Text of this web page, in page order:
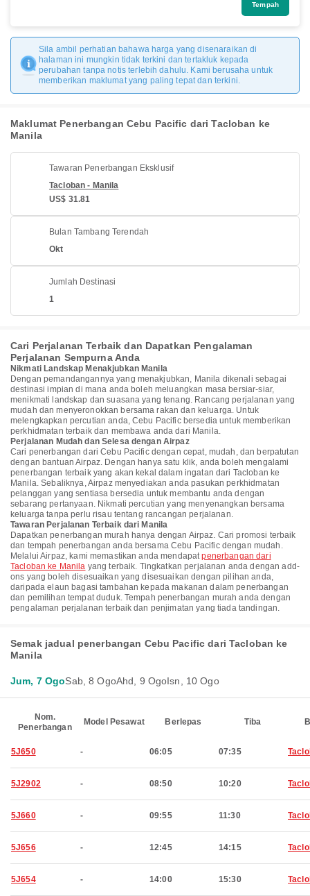
Tempah
Sila ambil perhatian bahawa harga yang disenaraikan di
halaman ini mungkin tidak terkini dan tertakluk kepada
perubahan tanpa notis terlebih dahulu. Kami berusaha untuk
memberikan maklumat yang paling tepat dan terkini.
Maklumat Penerbangan Cebu Pacific dari Tacloban ke
Manila
Tawaran Penerbangan Eksklusif
Tacloban - Manila
US$ 31.81
Bulan Tambang Terendah
Okt
Jumlah Destinasi
1
Cari Perjalanan Terbaik dan Dapatkan Pengalaman
Perjalanan Sempurna Anda
Nikmati Landskap Menakjubkan Manila
Dengan pemandangannya yang menakjubkan, Manila dikenali sebagai
destinasi impian di mana anda boleh meluangkan masa bersiar-siar,
menikmati landskap dan suasana yang tenang. Rancang perjalanan yang
mudah dan menyeronokkan bersama rakan dan keluarga. Untuk
melengkapkan percutian anda, Cebu Pacific bersedia untuk memberikan
perkhidmatan terbaik dan membawa anda dari Manila.
Perjalanan Mudah dan Selesa dengan Airpaz
Cari penerbangan dari Cebu Pacific dengan cepat, mudah, dan berpatutan
dengan bantuan Airpaz. Dengan hanya satu klik, anda boleh mengalami
penerbangan terbaik yang akan kekal dalam ingatan dari Tacloban ke
Manila. Sebaliknya, Airpaz menyediakan anda pasukan perkhidmatan
pelanggan yang sentiasa bersedia untuk membantu anda dengan
sebarang pertanyaan. Nikmati percutian yang menyenangkan bersama
keluarga tanpa perlu risau tentang rancangan perjalanan.
Tawaran Perjalanan Terbaik dari Manila
Dapatkan penerbangan murah hanya dengan Airpaz. Cari promosi terbaik
dan tempah penerbangan anda bersama Cebu Pacific dengan mudah.
Melalui Airpaz, kami memastikan anda mendapatpenerbangan dari
Tacloban ke Manila yang terbaik. Tingkatkan perjalanan anda dengan add-
ons yang boleh disesuaikan yang disesuaikan dengan pilihan anda,
daripada elaun bagasi tambahan kepada makanan dalam penerbangan
dan pemilihan tempat duduk. Tempah penerbangan murah anda dengan
pengalaman perjalanan terbaik dan penjimatan yang tiada tandingan.
Semak jadual penerbangan Cebu Pacific dari Tacloban ke
Manila
Jum, 7 OgoSab, 8 OgoAhd, 9 OgoIsn, 10 Ogo
Nom.
Penerbangan
Model Pesawat Berlepas Tiba
5J650 - 06:05 07:35
5J2902 - 08:50 10:20
5J660 - 09:55 11:30
5J656 - 12:45 14:15
5J654 - 14:00 15:30